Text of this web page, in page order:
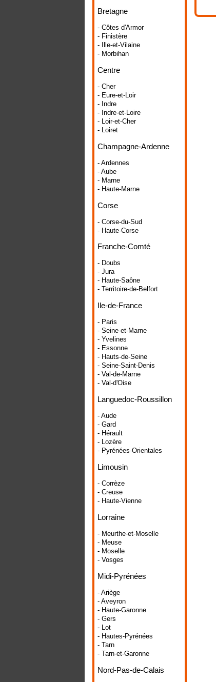
Bretagne
- Côtes d'Armor
- Finistère
- Ille-et-Vilaine
- Morbihan
Centre
- Cher
- Eure-et-Loir
- Indre
- Indre-et-Loire
- Loir-et-Cher
- Loiret
Champagne-Ardenne
- Ardennes
- Aube
- Marne
- Haute-Marne
Corse
- Corse-du-Sud
- Haute-Corse
Franche-Comté
- Doubs
- Jura
- Haute-Saône
- Territoire-de-Belfort
Ile-de-France
- Paris
- Seine-et-Marne
- Yvelines
- Essonne
- Hauts-de-Seine
- Seine-Saint-Denis
- Val-de-Marne
- Val-d'Oise
Languedoc-Roussillon
- Aude
- Gard
- Hérault
- Lozère
- Pyrénées-Orientales
Limousin
- Corrèze
- Creuse
- Haute-Vienne
Lorraine
- Meurthe-et-Moselle
- Meuse
- Moselle
- Vosges
Midi-Pyrénées
- Ariège
- Aveyron
- Haute-Garonne
- Gers
- Lot
- Hautes-Pyrénées
- Tarn
- Tarn-et-Garonne
Nord-Pas-de-Calais